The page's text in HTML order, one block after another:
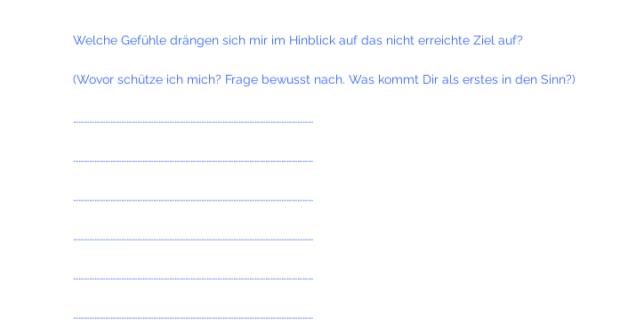
Welche Gefühle drängen sich mir im Hinblick auf das nicht erreichte Ziel auf?
(Wovor schütze ich mich? Frage bewusst nach. Was kommt Dir als erstes in den Sinn?)
………………………………………………………………………………………………………………………
………………………………………………………………………………………………………………………
………………………………………………………………………………………………………………………
………………………………………………………………………………………………………………………
………………………………………………………………………………………………………………………
………………………………………………………………………………………………………………………